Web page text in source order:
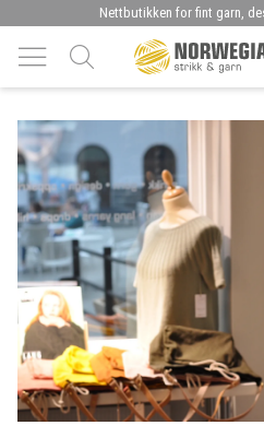
Nettbutikken for fint garn,